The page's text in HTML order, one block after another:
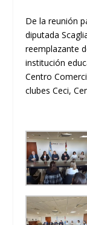
De la reunión
diputada
reemplazante
institución
Centro
clubes Ceci,